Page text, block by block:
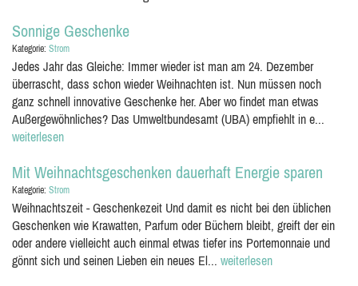
Sonnige Geschenke
Kategorie: Strom
Jedes Jahr das Gleiche: Immer wieder ist man am 24. Dezember
überrascht, dass schon wieder Weihnachten ist. Nun müssen noch
ganz schnell innovative Geschenke her. Aber wo findet man etwas
Außergewöhnliches? Das Umweltbundesamt (UBA) empfiehlt in e...
weiterlesen
Mit Weihnachtsgeschenken dauerhaft Energie sparen
Kategorie: Strom
Weihnachtszeit - Geschenkezeit Und damit es nicht bei den üblichen
Geschenken wie Krawatten, Parfum oder Büchern bleibt, greift der ein
oder andere vielleicht auch einmal etwas tiefer ins Portemonnaie und
gönnt sich und seinen Lieben ein neues El... weiterlesen